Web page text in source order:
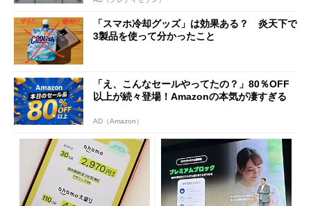
「スマホ冷却グッズ」は効果ある？ 炎天下で
3製品を使って分かったこと
「え、こんなセールやってたの？」80％OFF
以上が続々登場！Amazonの本気が凄すぎる
AD（Amazon）